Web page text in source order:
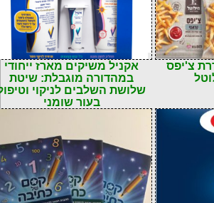
צ'יפס
אקניל משיקים מארז ייחודי
במהדורה מוגבלת: שיטת
שלושת השלבים לניקוי
בעור שומני